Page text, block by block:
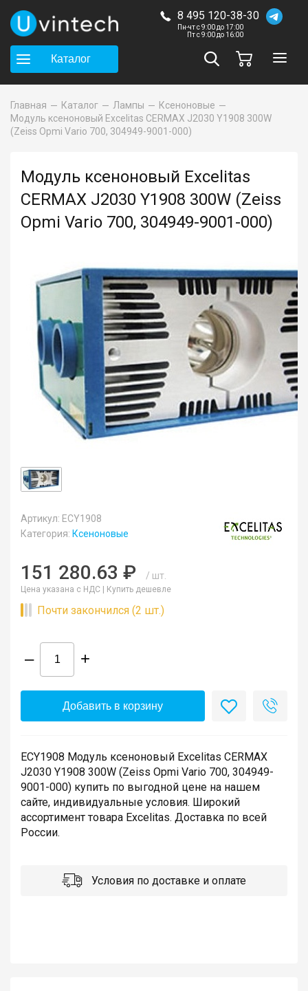
8 495 120-38-30
Пн-чт с 9:00 до 17:00
Пт с 9:00 до 16:00
Каталог
Главная Каталог Лампы
Ксеноновые
Модуль ксеноновый Excelitas CERMAX J2030 Y1908 300W
(Zeiss Opmi Vario 700, 304949-9001-000)
Модуль ксеноновый Excelitas
CERMAX J2030 Y1908 300W (Zeiss
Opmi Vario 700, 304949-9001-000)
Артикул: ECY1908
Категория: Ксеноновые
151 280.63 ₽ / шт.
Цена указана с НДС | Купить дешевле
Почти закончился (2 шт.)
– +
Добавить в корзину
ECY1908 Модуль ксеноновый Excelitas CERMAX
J2030 Y1908 300W (Zeiss Opmi Vario 700, 304949-
9001-000) купить по выгодной цене на нашем
сайте, индивидуальные условия. Широкий
ассортимент товара Excelitas. Доставка по всей
России.
Условия по доставке и оплате